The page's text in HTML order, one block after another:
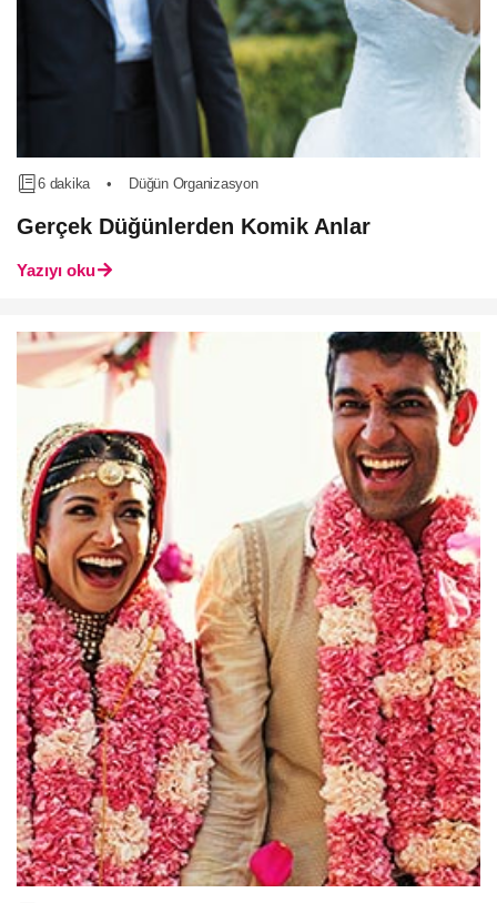
6 dakika • Düğün Organizasyon
Gerçek Düğünlerden Komik Anlar
Yazıyı oku